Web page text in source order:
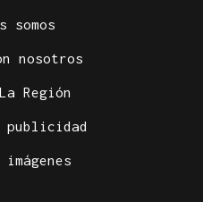
somos
nosotros
Región
publicidad